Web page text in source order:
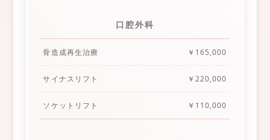
口腔外科
骨造成再生治療 ￥165,000
サイナスリフト ￥220,000
ソケットリフト ￥110,000